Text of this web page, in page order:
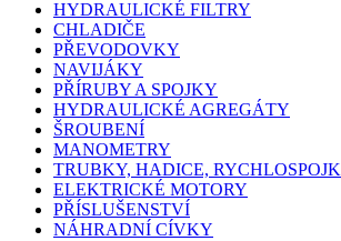
HYDRAULICKÉ FILTRY
CHLADIČE
PŘEVODOVKY
NAVIJÁKY
PŘÍRUBY A SPOJKY
HYDRAULICKÉ AGREGÁTY
ŠROUBENÍ
MANOMETRY
TRUBKY, HADICE,
ELEKTRICKÉ MOTORY
PŘÍSLUŠENSTVÍ
NÁHRADNÍ CÍVKY